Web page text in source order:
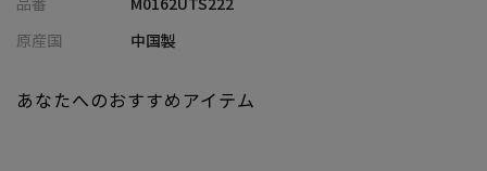
たシャリみと接触冷感を感じられる心地よい手触りが魅力。
吸水速乾性にも優れ、軽やかさと清涼感のある質感が、夏のスタ
原産国
中国製
あなたへのおすすめアイテム